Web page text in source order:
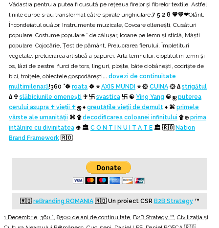
Vădastra pentru a putea fi cusută pe rețeaua firelor și fibrelor textile. Astfel
liniile curbe s-au transformat către spirale unghiulare. 7 5 2 8 💙💛❤Olărit,
Încondeiatul ouălor, Instrumente muzicale, Covoare oltenești, Cusături
populare, Costume populare * de călușar, Icoane pe lemn și sticlă, Măști
populare, Cojocărie, Țest de pământ, Prelucrarea fierului, Împletituri
vegetale, prelucrarea artistică a papurei, Arta lemnului, cioplitul în lemn și
os, lăzi de zestre, furci de tors, linguri, ploște, bâte ciobănești, codriște de
bici, troiţele, obiectele gospodărești... dovezi de continuitate
multimilenară!360 °☸️ roata ☸️ ⭐AXIS MUNDI ⭐ ۞ CUINA ۞ ∆ strigătul
∆ ♰ slăbiciunile omenești ♰ 卐 svastica 卐 ☯ Ying Yang ☯ ஜputerea
cerului asupra ♰ vieții ♰ ஜ ♦ greutățile vieții de demult ♦ ⌘ primele
vârste ale umanităţii ⌘ ۩decodificarea coloanei infinitului ۩ ⊕ prima
întâlnire cu divinitatea ⊕ 🏛️ C O N T I N U I T A T E 🏛️ 🇷🇴Nation
Brand Framework 🇷🇴
🇷🇴reBranding ROMANIA🇷🇴Un proiect CSR B2B Strategy™
1 Decembrie 360 ° 8500 de ani de continuitate B2B Strategy ™ Civilizația și